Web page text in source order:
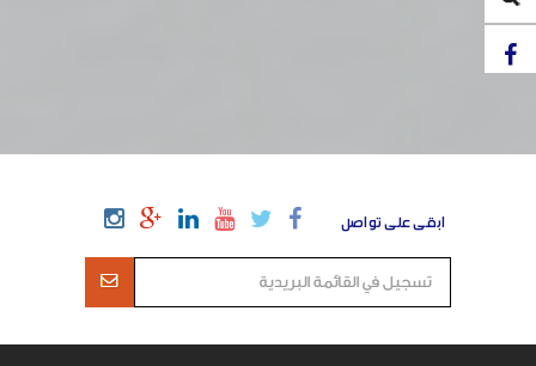
ابقى على تواصل